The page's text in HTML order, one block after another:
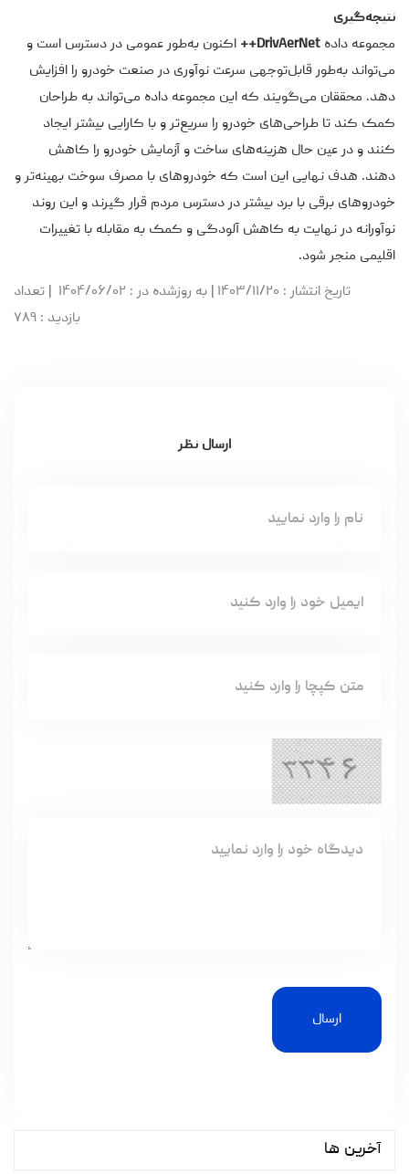
نتیجه‌گیری
مجموعه داده DrivAerNet++
اکنون به‌طور عمومی در دسترس است و
می‌تواند به‌طور قابل‌توجهی سرعت نوآوری در صنعت خودرو را افزایش
دهد. محققان می‌گویند که این مجموعه داده می‌تواند به طراحان
کمک کند تا طراحی‌های خودرو را سریع‌تر و با کارایی بیشتر ایجاد
کنند و در عین حال هزینه‌های ساخت و آزمایش خودرو را کاهش
دهند. هدف نهایی این است که خودروهای با مصرف سوخت بهینه‌تر و
خودروهای برقی با برد بیشتر در دسترس مردم قرار گیرند و این روند
نوآورانه در نهایت به کاهش آلودگی و کمک به مقابله با تغییرات
اقلیمی منجر شود.
تاریخ انتشار: ۱۴۰۳/۱۱/۲۰ به روزشده در: ۱۴۰۴/۰۶/۰۲
تعداد
بازدید : ۷۸۹
ارسال نظر
ارسال
آخرین ها